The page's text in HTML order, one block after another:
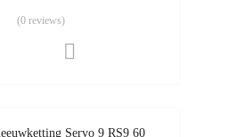
(0 reviews)